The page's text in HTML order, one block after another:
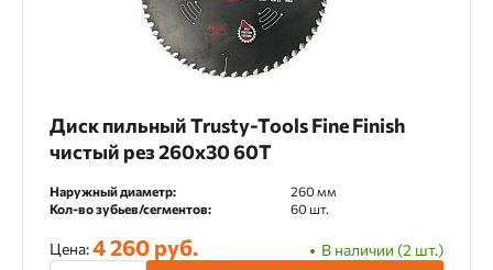
Для шуруповертов
Для электрорубанка
Заточка алмазных дисков
Монтаж теплоизоляции
Категория товара
Адаптеры и переходники
Диск пильный Trusty-Tools Fine Finish
чистый рез 260х30 60T
Наружный диаметр:
260 мм
Кол-во зубьев/сегментов:
60 шт.
Цена:4 260 руб.
В наличии (2 шт.)